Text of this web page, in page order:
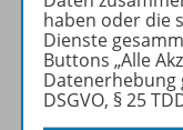
haben oder die
Dienste
Buttons „Alle
Datenerhebung
DSGVO, § 25